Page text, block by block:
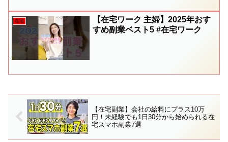
発的需要を秘めた隠れ商品の選定方法
✅全自動外...
在宅
【在宅ワーク 主婦】2025年おす
すめ副業ベスト5 #在宅ワーク
【在宅副業】会社の給料にプラス10万
円！未経験でも1日30分から始められる在
宅スマホ副業7選